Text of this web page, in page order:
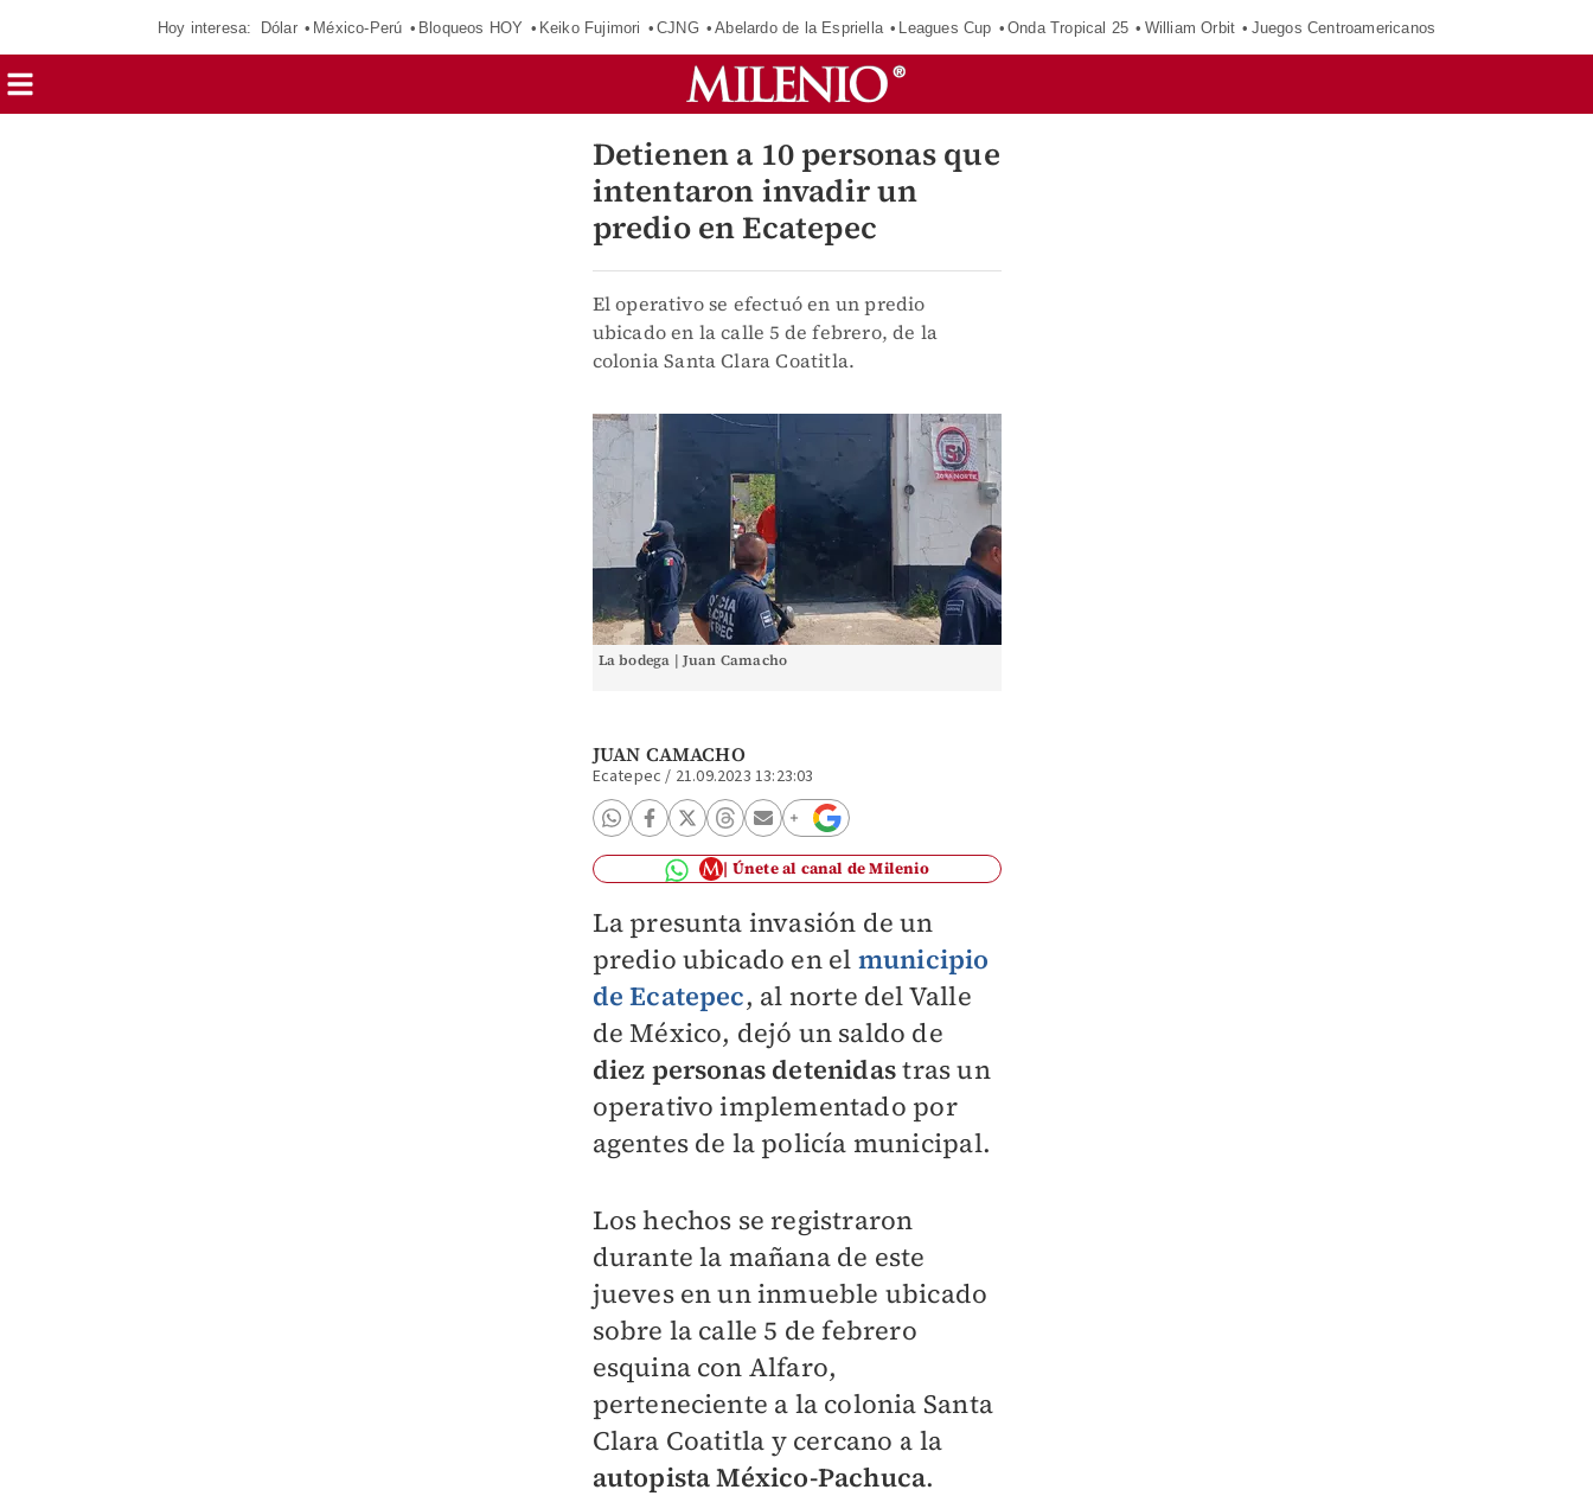
Hoy interesa: Dólar México-Perú Bloqueos HOY Keiko Fujimori CJNG Abelardo de la Espriella Leagues Cup Onda Tropical 25 William Orbit Juegos Centroamericanos
Detienen a 10 personas que
intentaron invadir un
predio en Ecatepec
El operativo se efectuó en un predio
ubicado en la calle 5 de febrero, de la
colonia Santa Clara Coatitla.
La bodega | Juan Camacho
JUAN CAMACHO
Ecatepec / 21.09.2023 13:23:03
Únete al canal de Milenio
La presunta invasión de un
predio ubicado en el municipio
de Ecatepec, al norte del Valle
de México, dejó un saldo de
diez personas detenidastras un
operativo implementado por
agentes de la policía municipal.
Los hechos se registraron
durante la mañana de este
jueves en un inmueble ubicado
sobre la calle 5 de febrero
esquina con Alfaro,
perteneciente a la colonia Santa
Clara Coatitla y cercano a la
autopista México-Pachuca.